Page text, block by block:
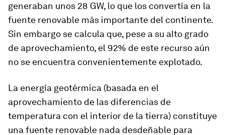
generaban unos 28 GW, lo que los convertía en la
fuente renovable más importante del continente.
Sin embargo se calcula que, pese a su alto grado
de aprovechamiento, el 92% de este recurso aún
no se encuentra convenientemente explotado.
La energía geotérmica (basada en el
aprovechamiento de las diferencias de
temperatura con el interior de la tierra) constituye
una fuente renovable nada desdeñable para